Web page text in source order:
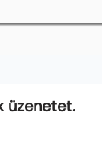
üzenetet.